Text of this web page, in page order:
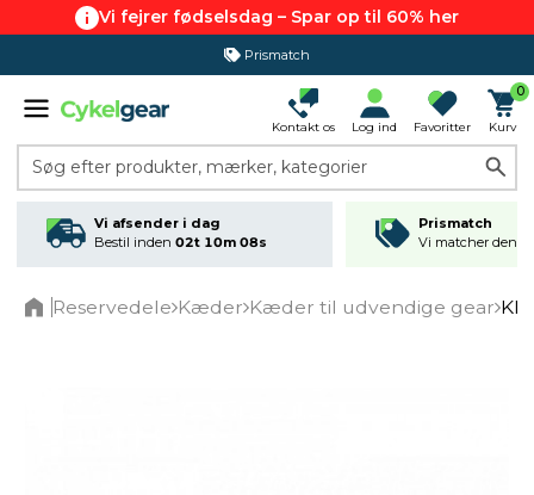
Vi fejrer fødselsdag – Spar op til 60% her
Prismatch
Kontakt os Log ind Favoritter
0
Kurv
Søg efter produkter, mærker, kategorier
Vi afsender i dag
Bestil inden 02t 10m 07s
Prismatch
Vi matcher den
Reservedele Kæder Kæder til udvendige gear